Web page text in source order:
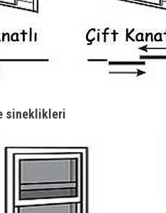
sineklikleri